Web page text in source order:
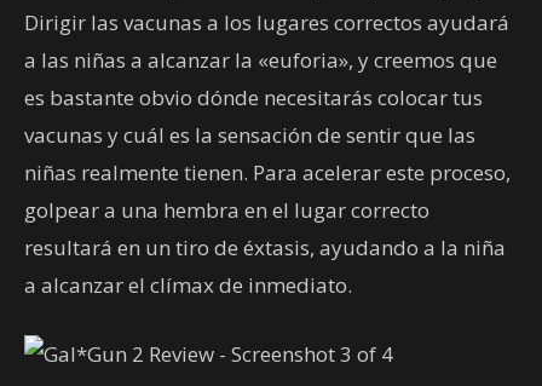
Dirigir las vacunas a los lugares correctos ayudará
a las niñas a alcanzar la «euforia», y creemos que
es bastante obvio dónde necesitarás colocar tus
vacunas y cuál es la sensación de sentir que las
niñas realmente tienen. Para acelerar este proceso,
golpear a una hembra en el lugar correcto
resultará en un tiro de éxtasis, ayudando a la niña
a alcanzar el clímax de inmediato.